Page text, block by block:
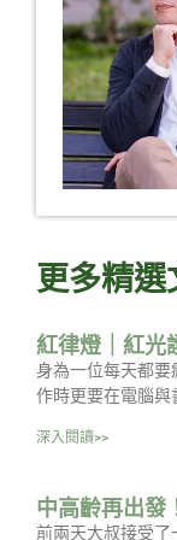
更多精選
紅律燈｜紅光
身為一位每天都
作時更要在電腦與
深入閱讀>>
中高齡再出發
前兩天大叔接受了